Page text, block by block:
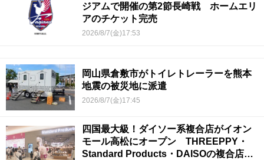
ジアムで開催の第2節長崎戦 ホームエリ
アのチケット完売
2026/8/7(金)17:53
岡山県倉敷市がトイレトレーラーを熊本
地震の被災地に派遣
2026/8/7(金)17:45
四国最大級！ダイソー系複合店がイオン
モール高松にオープン THREEPPY・
Standard Products・DAISOの複合店は